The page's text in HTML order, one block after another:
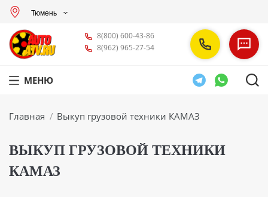
Тюмень
8(800) 600-43-86
8(962) 965-27-54
МЕНЮ
Вы здесь:
Главная Выкуп грузовой техники КАМАЗ
ВЫКУП ГРУЗОВОЙ ТЕХНИКИ
КАМАЗ